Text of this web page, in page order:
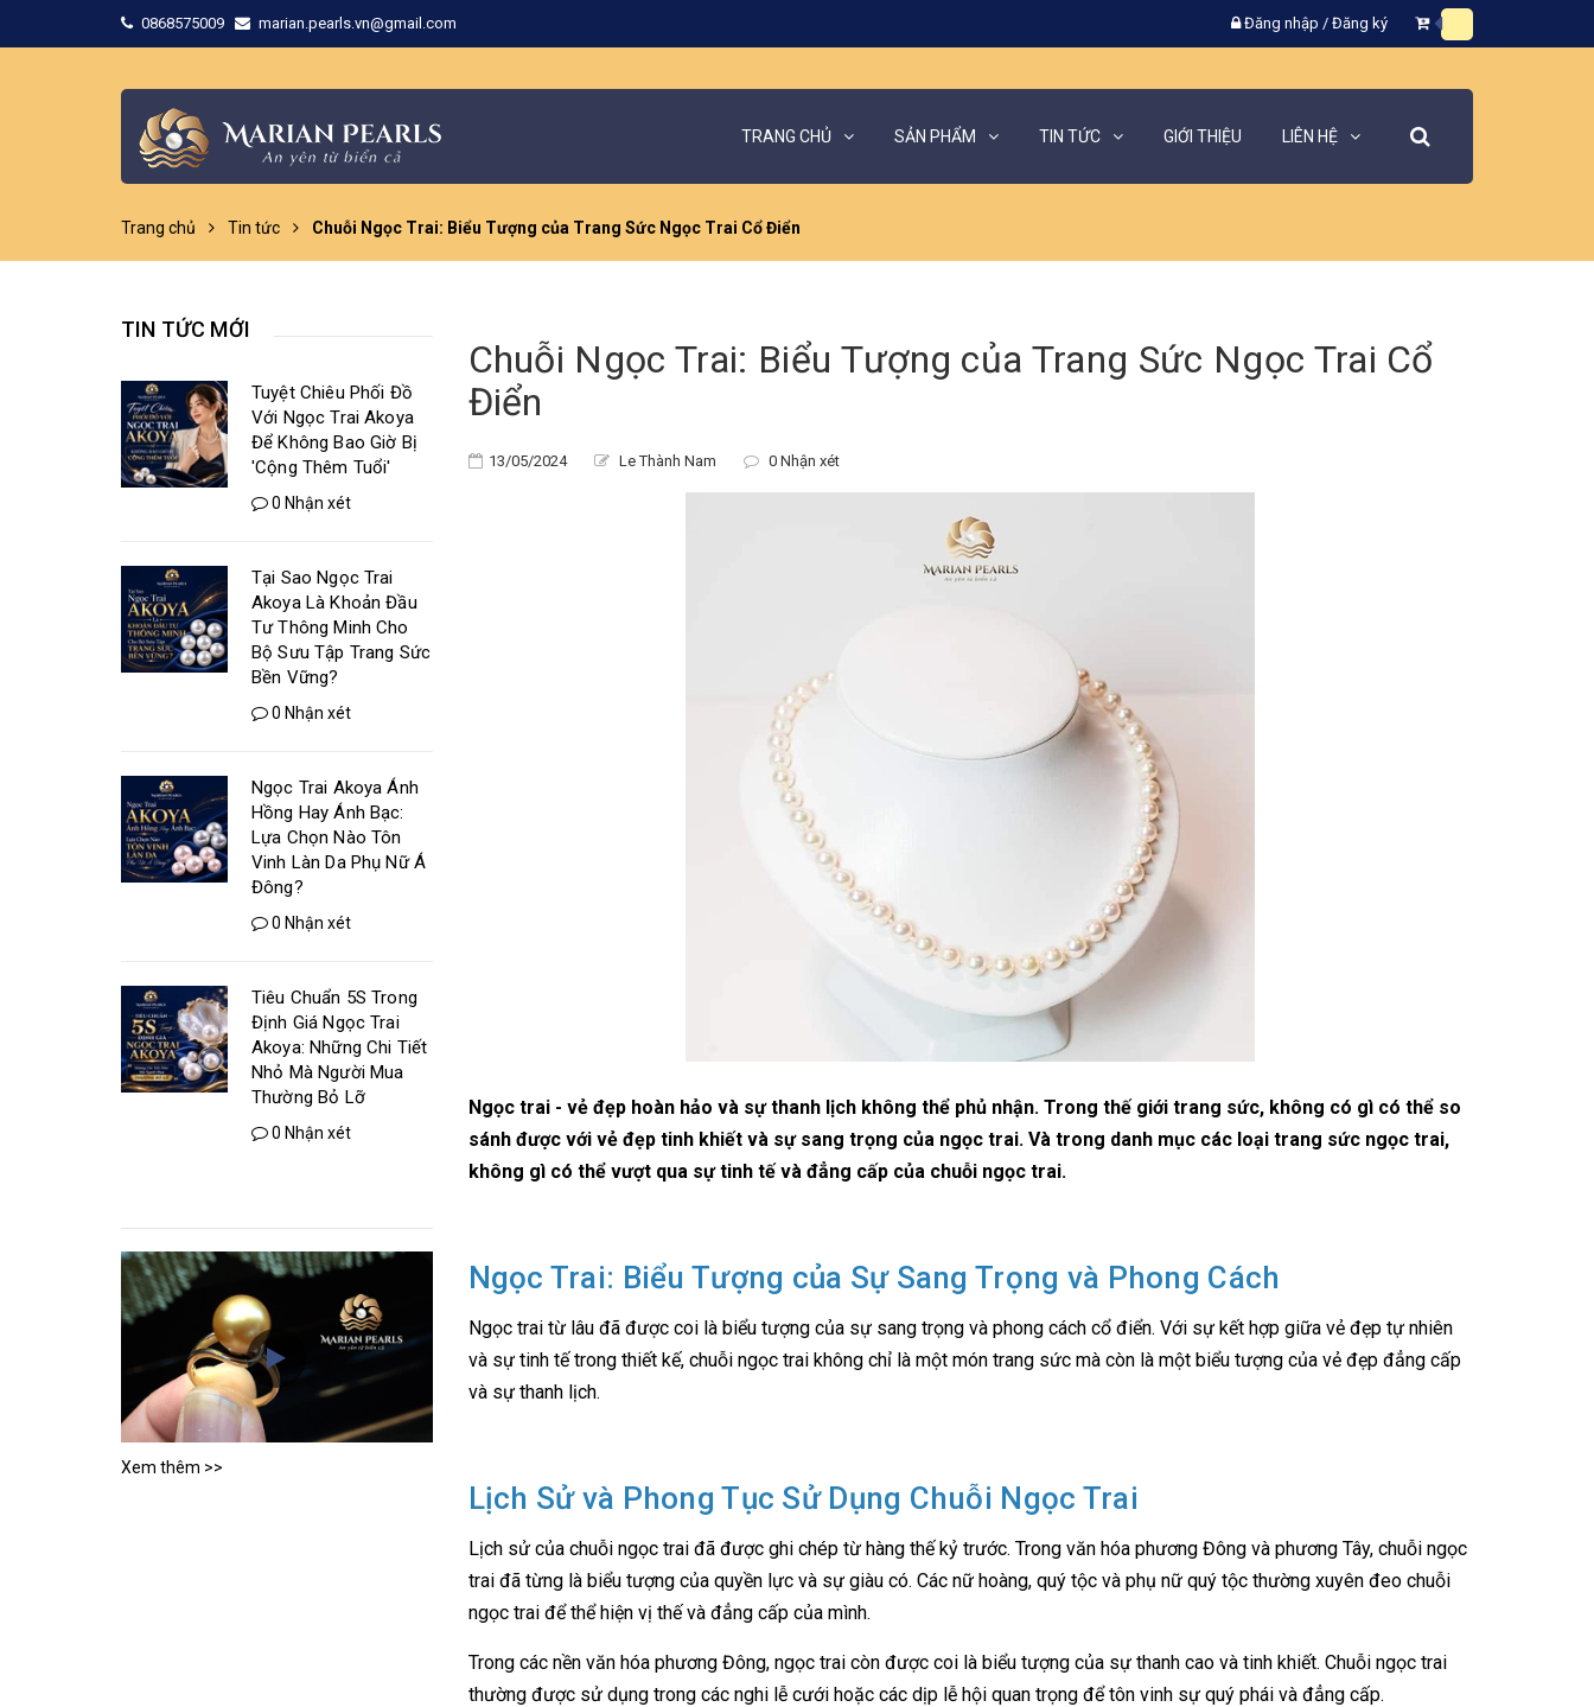
0868575009 marian.pearls.vn@gmail.com Đăng nhập / Đăng ký
TRANG CHỦ SẢN PHẨM TIN TỨC GIỚI THIỆU LIÊN HỆ
Trang chủ Tin tức Chuỗi Ngọc Trai: Biểu Tượng của Trang Sức Ngọc Trai Cổ Điển
Chuỗi Ngọc Trai: Biểu Tượng của Trang Sức Ngọc Trai Cổ
Điển
13/05/2024 Le Thành Nam 0 Nhận xét
Ngọc trai - vẻ đẹp hoàn hảo và sự thanh lịch không thể phủ nhận. Trong thế giới trang sức, không có gì có thể so
sánh được với vẻ đẹp tinh khiết và sự sang trọng của ngọc trai. Và trong danh mục các loại trang sức ngọc trai,
không gì có thể vượt qua sự tinh tế và đẳng cấp của chuỗi ngọc trai.
Ngọc Trai: Biểu Tượng của Sự Sang Trọng và Phong Cách
Ngọc trai từ lâu đã được coi là biểu tượng của sự sang trọng và phong cách cổ điển. Với sự kết hợp giữa vẻ đẹp tự nhiên
và sự tinh tế trong thiết kế, chuỗi ngọc trai không chỉ là một món trang sức mà còn là một biểu tượng của vẻ đẹp đẳng cấp
và sự thanh lịch.
Lịch Sử và Phong Tục Sử Dụng Chuỗi Ngọc Trai
Lịch sử của chuỗi ngọc trai đã được ghi chép từ hàng thế kỷ trước. Trong văn hóa phương Đông và phương Tây, chuỗi ngọc
trai đã từng là biểu tượng của quyền lực và sự giàu có. Các nữ hoàng, quý tộc và phụ nữ quý tộc thường xuyên đeo chuỗi
ngọc trai để thể hiện vị thế và đẳng cấp của mình.
Trong các nền văn hóa phương Đông, ngọc trai còn được coi là biểu tượng của sự thanh cao và tinh khiết. Chuỗi ngọc trai
thường được sử dụng trong các nghi lễ cưới hoặc các dịp lễ hội quan trọng để tôn vinh sự quý phái và đẳng cấp.
TIN TỨC MỚI
Tuyệt Chiêu Phối Đồ
Với Ngọc Trai Akoya
Để Không Bao Giờ Bị
'Cộng Thêm Tuổi'
0 Nhận xét
Tại Sao Ngọc Trai
Akoya Là Khoản Đầu
Tư Thông Minh Cho
Bộ Sưu Tập Trang Sức
Bền Vững?
0 Nhận xét
Ngọc Trai Akoya Ánh
Hồng Hay Ánh Bạc:
Lựa Chọn Nào Tôn
Vinh Làn Da Phụ Nữ Á
Đông?
0 Nhận xét
Tiêu Chuẩn 5S Trong
Định Giá Ngọc Trai
Akoya: Những Chi Tiết
Nhỏ Mà Người Mua
Thường Bỏ Lỡ
0 Nhận xét
Xem thêm >>